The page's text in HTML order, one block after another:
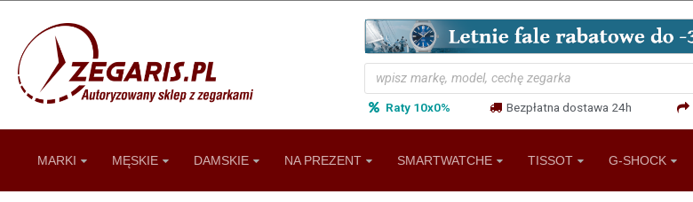
Raty 10x0% Bezpłatna dostawa 24h
MARKI MĘSKIE DAMSKIE NA PREZENT SMARTWATCHE TISSOT G-SHOCK